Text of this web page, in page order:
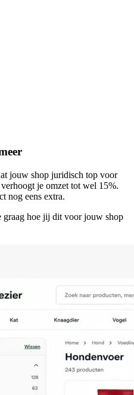
jouw shop juridisch top voor
je omzet tot wel 15%.
nog eens extra.
graag hoe jij dit voor jouw shop